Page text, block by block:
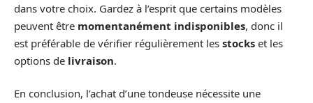
dans votre choix. Gardez à l’esprit que certains modèles
peuvent être momentanément indisponibles, donc il
est préférable de vérifier régulièrement les stocks et les
options de livraison.
En conclusion, l’achat d’une tondeuse nécessite une